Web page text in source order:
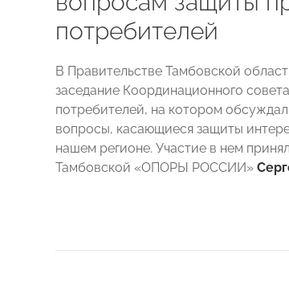
потребителей
В Правительстве Тамбовской
заседание Координационного
потребителей, на котором
вопросы, касающиеся защиты
нашем регионе. Участие в нем
Тамбовской «ОПОРЫ РОССИИ»